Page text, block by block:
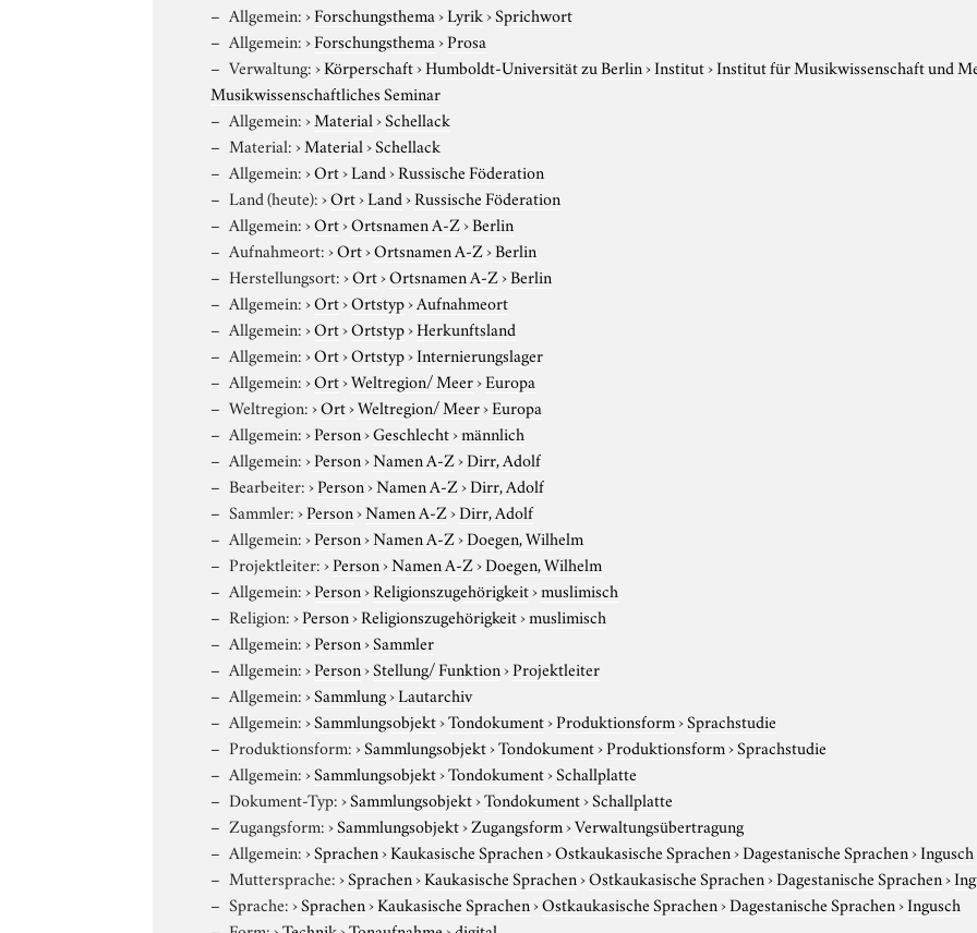
Allgemein:›Forschungsthema›Lyrik›Sprichwort
Allgemein:›Forschungsthema›Prosa
Verwaltung:›Körperschaft›Humboldt-Universität zu Berlin›Institut›Institut für Musikwissenschaft und
Musikwissenschaftliches Seminar
Allgemein:›Material›Schellack
Material:›Material›Schellack
Allgemein:›Ort›Land›Russische Föderation
Land (heute):›Ort›Land›Russische Föderation
Allgemein:›Ort›Ortsnamen A-Z›Berlin
Aufnahmeort:›Ort›Ortsnamen A-Z›Berlin
Herstellungsort:›Ort›Ortsnamen A-Z›Berlin
Allgemein:›Ort›Ortstyp›Aufnahmeort
Allgemein:›Ort›Ortstyp›Herkunftsland
Allgemein:›Ort›Ortstyp›Internierungslager
Allgemein:›Ort›Weltregion/ Meer›Europa
Weltregion:›Ort›Weltregion/ Meer›Europa
Allgemein:›Person›Geschlecht›männlich
Allgemein:›Person›Namen A-Z›Dirr, Adolf
Bearbeiter:›Person›Namen A-Z›Dirr, Adolf
Sammler:›Person›Namen A-Z›Dirr, Adolf
Allgemein:›Person›Namen A-Z›Doegen, Wilhelm
Projektleiter:›Person›Namen A-Z›Doegen, Wilhelm
Allgemein:›Person›Religionszugehörigkeit›muslimisch
Religion:›Person›Religionszugehörigkeit›muslimisch
Allgemein:›Person›Sammler
Allgemein:›Person›Stellung/ Funktion›Projektleiter
Allgemein:›Sammlung›Lautarchiv
Allgemein:›Sammlungsobjekt›Tondokument›Produktionsform›Sprachstudie
Produktionsform:›Sammlungsobjekt›Tondokument›Produktionsform›Sprachstudie
Allgemein:›Sammlungsobjekt›Tondokument›Schallplatte
Dokument-Typ:›Sammlungsobjekt›Tondokument›Schallplatte
Zugangsform:›Sammlungsobjekt›Zugangsform›Verwaltungsübertragung
Allgemein:›Sprachen›Kaukasische Sprachen›Ostkaukasische Sprachen›Dagestanische Sprachen›Ingusch
Muttersprache:›Sprachen›Kaukasische Sprachen›Ostkaukasische Sprachen›Dagestanische Sprachen›
Sprache:›Sprachen›Kaukasische Sprachen›Ostkaukasische Sprachen›Dagestanische Sprachen›Ingusch